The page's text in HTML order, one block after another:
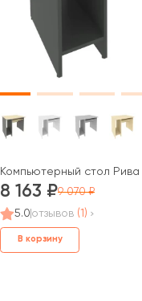
Компьютерный стол
8 163
9 070
5.0 отзывов (1)
В корзину